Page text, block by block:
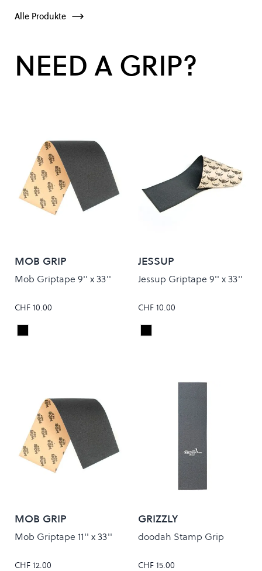
Alle Produkte
NEED A GRIP?
MOB GRIP
Mob Griptape 9'' x 33''
CHF 10.00
Colour
Black
JESSUP
Jessup Griptape 9'' x 33''
CHF 10.00
Colour
Black
MOB GRIP
Mob Griptape 11'' x 33''
CHF 12.00
GRIZZLY
doodah Stamp Grip
CHF 15.00